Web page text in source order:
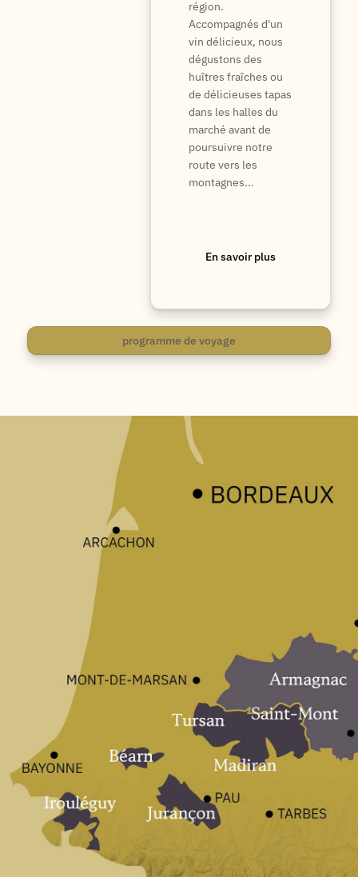
région.
Accompagnés d'un
vin délicieux, nous
dégustons des
huîtres fraîches ou
de délicieuses tapas
dans les halles du
marché avant de
poursuivre notre
route vers les
montagnes...
En savoir plus
programme de voyage